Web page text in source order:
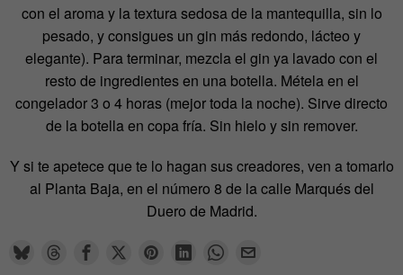
con el aroma y la textura sedosa de la mantequilla, sin lo
pesado, y consigues un gin más redondo, lácteo y
elegante). Para terminar, mezcla el gin ya lavado con el
resto de ingredientes en una botella. Métela en el
congelador 3 o 4 horas (mejor toda la noche). Sirve directo
de la botella en copa fría. Sin hielo y sin remover.
Y si te apetece que te lo hagan sus creadores, ven a tomarlo
al Planta Baja, en el número 8 de la calle Marqués del
Duero de Madrid.